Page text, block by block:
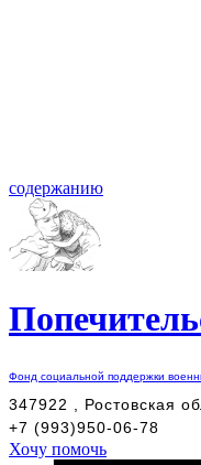
содержанию
Фонд социальной поддержки
347922 , Ростовская
+7 (993)950-06-78
Хочу помочь